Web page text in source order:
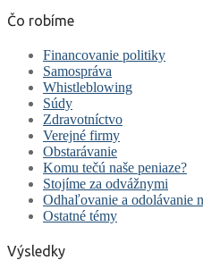
Čo robíme
Financovanie politiky
Samospráva
Whistleblowing
Súdy
Zdravotníctvo
Verejné firmy
Obstarávanie
Komu tečú naše peniaze?
Stojíme za odvážnymi
Odhaľovanie a odolávanie
Ostatné témy
Výsledky